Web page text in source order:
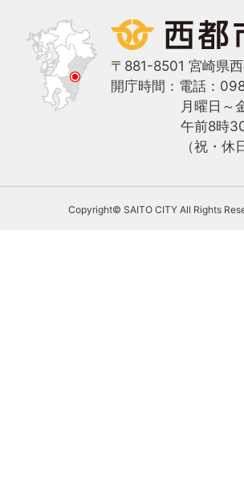
〒881-8501 宮崎県
電話：
開庁時間：
月曜日～
午前8時
（祝・
Copyright© SAITO CITY All Rights